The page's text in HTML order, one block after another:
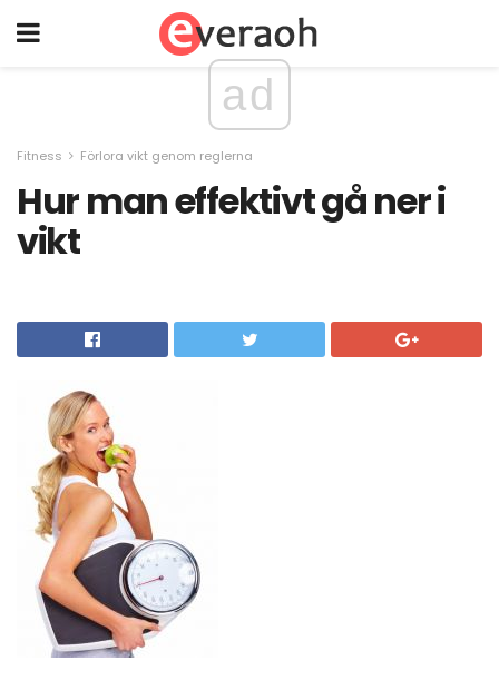
ad
Fitness Förlora vikt genom reglerna
Hur man effektivt gå ner i
vikt